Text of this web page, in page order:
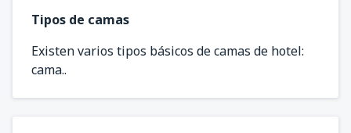
Tipos de camas
Existen varios tipos básicos de camas de hotel:
cama..